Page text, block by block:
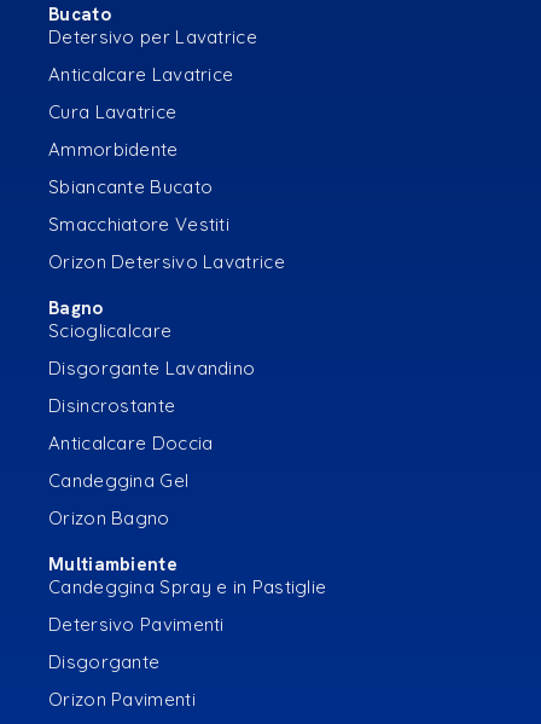
Bucato
Detersivo per Lavatrice
Anticalcare Lavatrice
Cura Lavatrice
Ammorbidente
Sbiancante Bucato
Smacchiatore Vestiti
Orizon Detersivo Lavatrice
Bagno
Scioglicalcare
Disgorgante Lavandino
Disincrostante
Anticalcare Doccia
Candeggina Gel
Orizon Bagno
Multiambiente
Candeggina Spray e in Pastiglie
Detersivo Pavimenti
Disgorgante
Orizon Pavimenti